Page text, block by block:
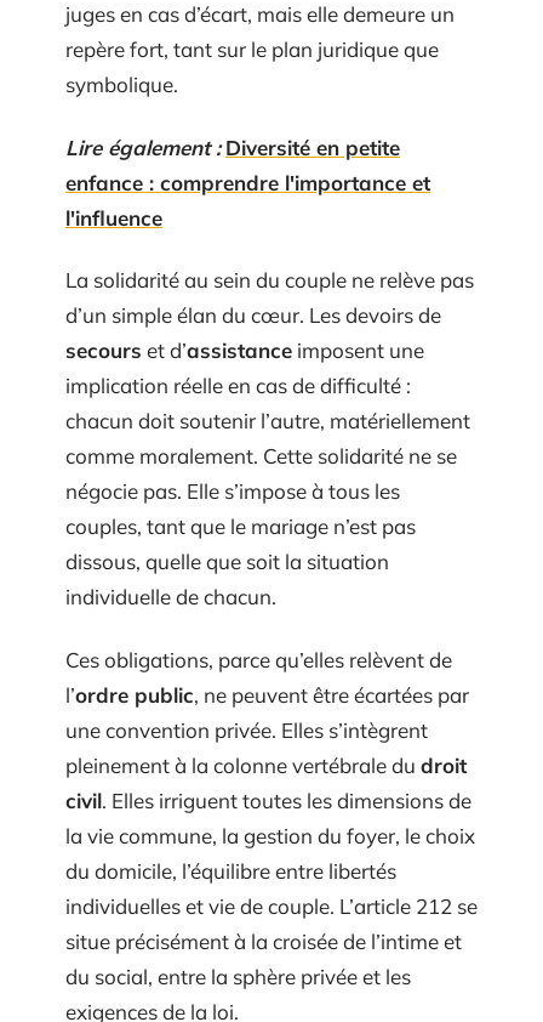
juges en cas d’écart, mais elle demeure un
repère fort, tant sur le plan juridique que
symbolique.
Lire également : Diversité en petite
enfance : comprendre l'importance et
l'influence
La solidarité au sein du couple ne relève pas
d’un simple élan du cœur. Les devoirs de
secours et d’assistance imposent une
implication réelle en cas de difficulté :
chacun doit soutenir l’autre, matériellement
comme moralement. Cette solidarité ne se
négocie pas. Elle s’impose à tous les
couples, tant que le mariage n’est pas
dissous, quelle que soit la situation
individuelle de chacun.
Ces obligations, parce qu’elles relèvent de
l’ordre public, ne peuvent être écartées par
une convention privée. Elles s’intègrent
pleinement à la colonne vertébrale du droit
civil. Elles irriguent toutes les dimensions de
la vie commune, la gestion du foyer, le choix
du domicile, l’équilibre entre libertés
individuelles et vie de couple. L’article 212 se
situe précisément à la croisée de l’intime et
du social, entre la sphère privée et les
exigences de la loi.